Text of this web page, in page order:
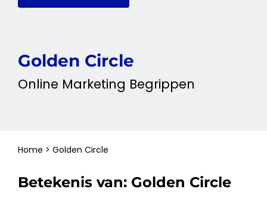
Golden Circle
Online Marketing Begrippen
Home > Golden Circle
Betekenis van: Golden Circle